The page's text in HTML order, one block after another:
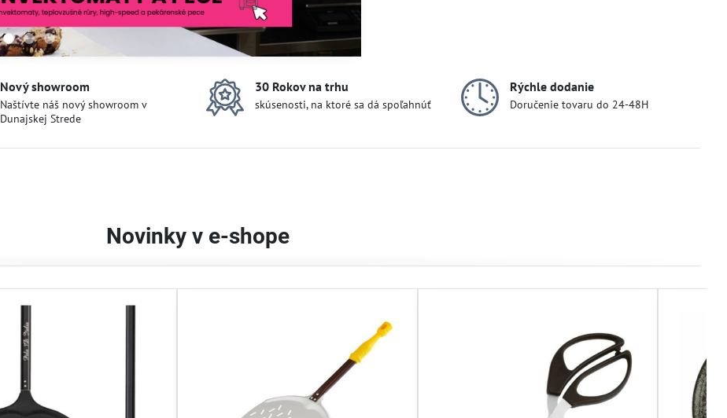
Nový showroom
Naštívte náš nový showroom v
Dunajskej Strede
30 Rokov na trhu
skúsenosti, na ktoré sa dá spoľahnúť
Rýchle dodanie
Doručenie tovaru do 24-48H
Novinky v e-shope